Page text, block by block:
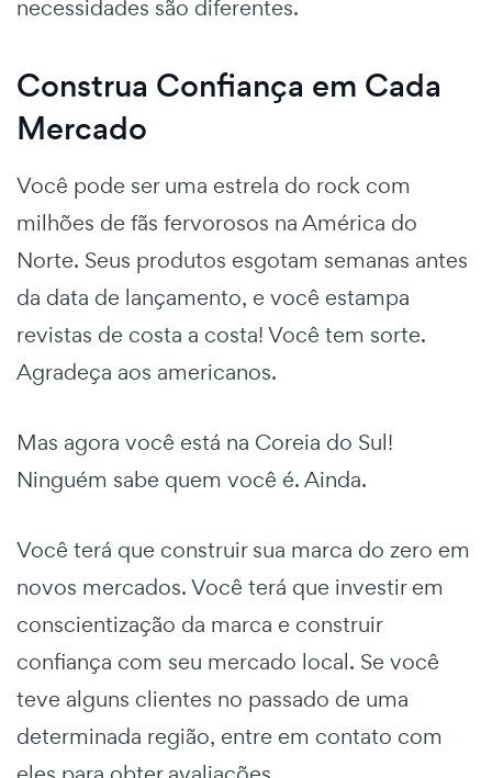
necessidades são diferentes.
Construa Confiança em Cada
Mercado
Você pode ser uma estrela do rock com
milhões de fãs fervorosos na América do
Norte. Seus produtos esgotam semanas antes
da data de lançamento, e você estampa
revistas de costa a costa! Você tem sorte.
Agradeça aos americanos.
Mas agora você está na Coreia do Sul!
Ninguém sabe quem você é. Ainda.
Você terá que construir sua marca do zero em
novos mercados. Você terá que investir em
conscientização da marca e construir
confiança com seu mercado local. Se você
teve alguns clientes no passado de uma
determinada região, entre em contato com